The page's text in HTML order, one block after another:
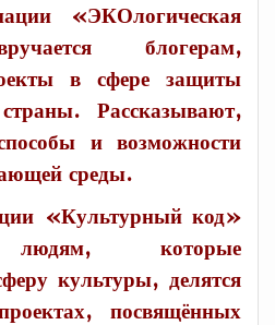
«ЭКОлогическая
блогерам,
в сфере защиты
Рассказывают,
и возможности
среды.
«Культурный код»
людям, которые
культуры, делятся
посвящённых